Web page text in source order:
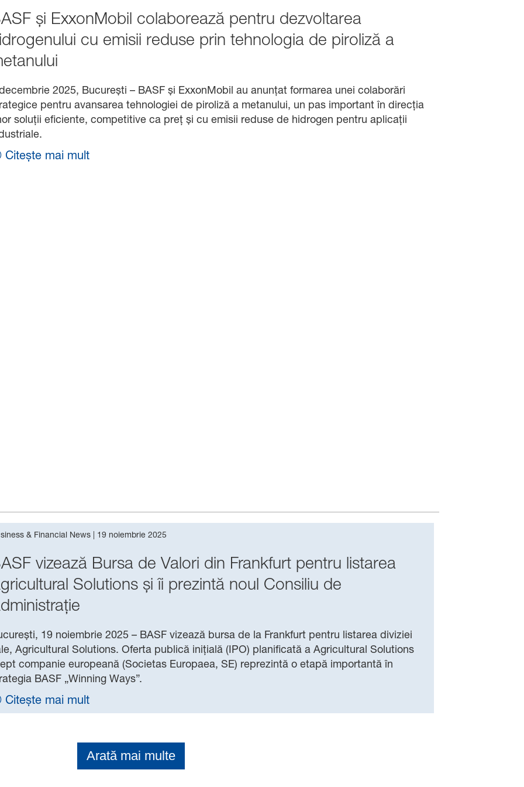
și ExxonMobil colaborează pentru dezvoltarea
cu emisii reduse prin tehnologia de piroliză a
2025, București – BASF și ExxonMobil au anunțat formarea unei colaborări
pentru avansarea tehnologiei de piroliză a metanului, un pas important în direcția
soluții eficiente, competitive ca preț și cu emisii reduse de hidrogen pentru aplicații
Citește mai mult
& Financial News| 19 noiembrie 2025
vizează Bursa de Valori din Frankfurt pentru listarea
Solutions și îi prezintă noul Consiliu de
19 noiembrie 2025 – BASF vizează bursa de la Frankfurt pentru listarea diviziei
Agricultural Solutions. Oferta publică inițială (IPO) planificată a Agricultural Solutions
companie europeană (Societas Europaea, SE) reprezintă o etapă importantă în
BASF „Winning Ways”.
Citește mai mult
Arată mai multe